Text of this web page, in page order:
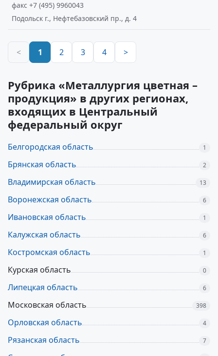
факс +7 (495) 9960043
Подольск г., Нефтебазовский пр., д. 4
< 1 2 3 4 >
Рубрика «Металлургия цветная –
продукция» в других регионах,
входящих в Центральный
федеральный округ
Белгородская область 1
Брянская область 2
Владимирская область 13
Воронежская область 6
Ивановская область 1
Калужская область 6
Костромская область 1
Курская область 0
Липецкая область 6
Московская область 398
Орловская область 4
Рязанская область 7